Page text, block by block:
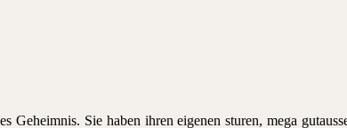
Sie haben ihren eigenen sturen, mega